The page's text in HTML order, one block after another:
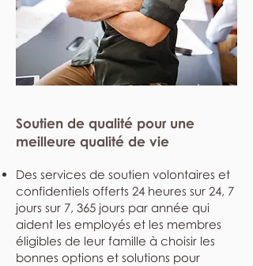
Soutien de qualité pour une
meilleure qualité de vie
Des services de soutien volontaires et
confidentiels offerts 24 heures sur 24, 7
jours sur 7, 365 jours par année qui
aident les employés et les membres
éligibles de leur famille à choisir les
bonnes options et solutions pour